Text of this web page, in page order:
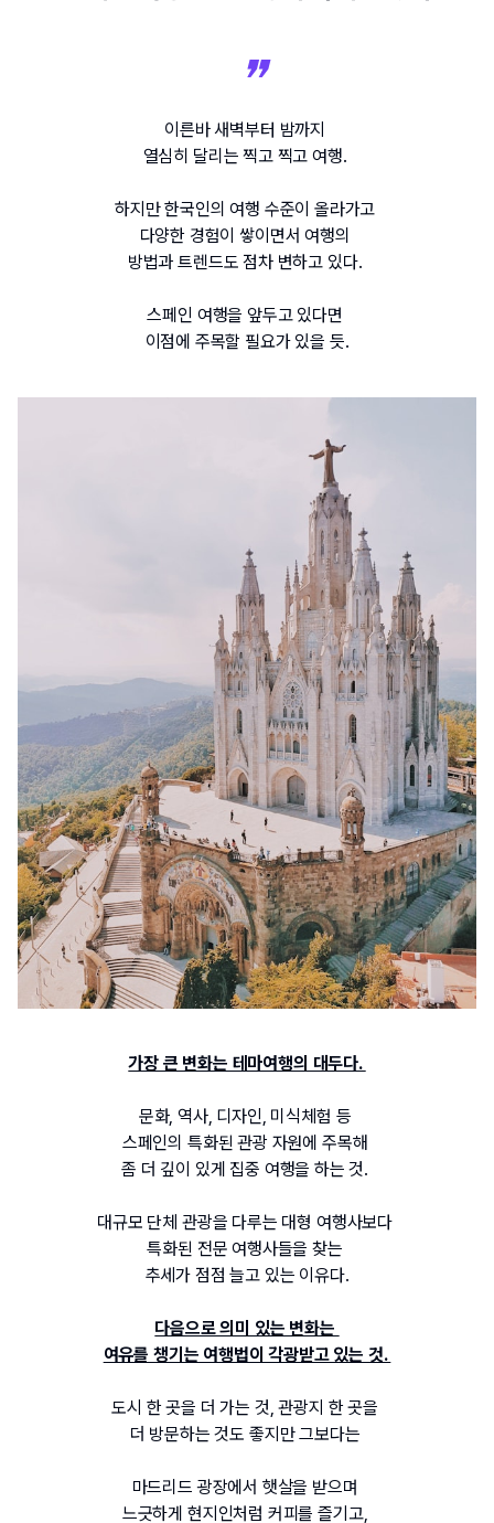
이른바 새벽부터 밤까지
열심히 달리는 찍고 찍고 여행.
하지만 한국인의 여행 수준이 올라가고
다양한 경험이 쌓이면서 여행의
방법과 트렌드도 점차 변하고 있다.
스페인 여행을 앞두고 있다면
이점에 주목할 필요가 있을 듯.
가장 큰 변화는 테마여행의 대두다.
문화, 역사, 디자인, 미식체험 등
스페인의 특화된 관광 자원에 주목해
좀 더 깊이 있게 집중 여행을 하는 것.
대규모 단체 관광을 다루는 대형 여행사보다
특화된 전문 여행사들을 찾는
추세가 점점 늘고 있는 이유다.
다음으로 의미 있는 변화는
여유를 챙기는 여행법이 각광받고 있는 것.
도시 한 곳을 더 가는 것, 관광지 한 곳을
더 방문하는 것도 좋지만 그보다는
마드리드 광장에서 햇살을 받으며
느긋하게 현지인처럼 커피를 즐기고,